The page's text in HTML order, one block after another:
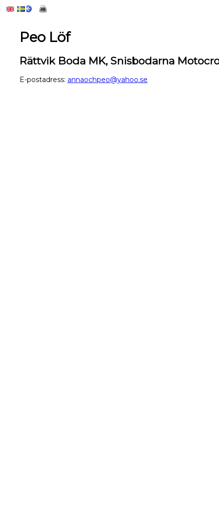
Peo Löf
Rättvik Boda MK, Snisbodarna
E-postadress: annaochpeo@yahoo.se